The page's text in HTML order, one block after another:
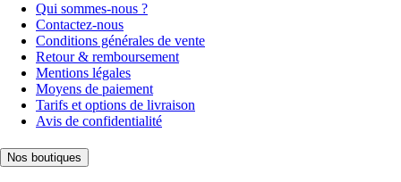
Qui sommes-nous ?
Contactez-nous
Conditions générales de vente
Retour & remboursement
Mentions légales
Moyens de paiement
Tarifs et options de livraison
Avis de confidentialité
Nos boutiques